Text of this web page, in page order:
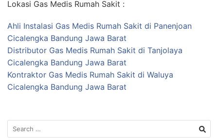
Lokasi Gas Medis Rumah Sakit :
Ahli Instalasi Gas Medis Rumah Sakit di Panenjoan
Cicalengka Bandung Jawa Barat
Distributor Gas Medis Rumah Sakit di Tanjolaya
Cicalengka Bandung Jawa Barat
Kontraktor Gas Medis Rumah Sakit di Waluya
Cicalengka Bandung Jawa Barat
Search
for: